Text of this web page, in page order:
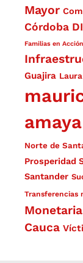
Mayor
Córdoba
Familias en Acción
Guajira
amaya
Norte de
Prosperidad
Santander
Transferencias
Cauca